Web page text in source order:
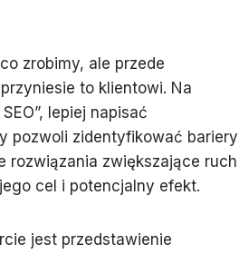
zrobimy, ale przede
to klientowi. Na
lepiej napisać
pozwoli zidentyfikować bariery
rozwiązania zwiększające ruch
cel i potencjalny efekt.
jest przedstawienie